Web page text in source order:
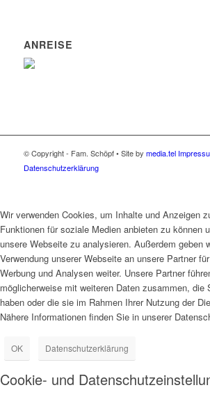
ANREISE
© Copyright - Fam. Schöpf • Site by media.tel
Datenschutzerklärung
Wir verwenden Cookies, um Inhalte und Anzeigen
Funktionen für soziale Medien anbieten zu können
unsere Webseite zu analysieren. Außerdem geben
Verwendung unserer Webseite an unsere Partner
Werbung und Analysen weiter. Unsere Partner
möglicherweise mit weiteren Daten zusammen, die
haben oder die sie im Rahmen Ihrer Nutzung der
Nähere Informationen finden Sie in unserer
OK Datenschutzerklärung
Cookie- und